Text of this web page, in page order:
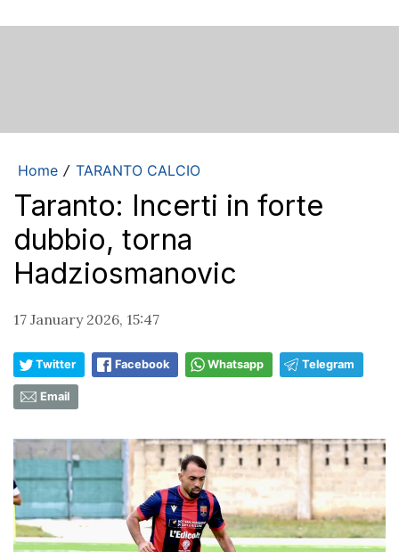
Home / TARANTO CALCIO
Taranto: Incerti in forte
dubbio, torna
Hadziosmanovic
17 January 2026, 15:47
Twitter Facebook Whatsapp Telegram
Email